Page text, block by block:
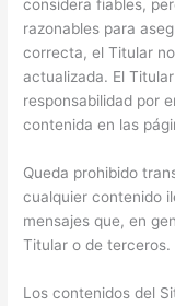
considera fiables,
razonables para
correcta, el Titular
actualizada. El
responsabilidad por
contenida en las
Queda prohibido
cualquier contenido
mensajes que, en
Titular o de terceros.
Los contenidos del